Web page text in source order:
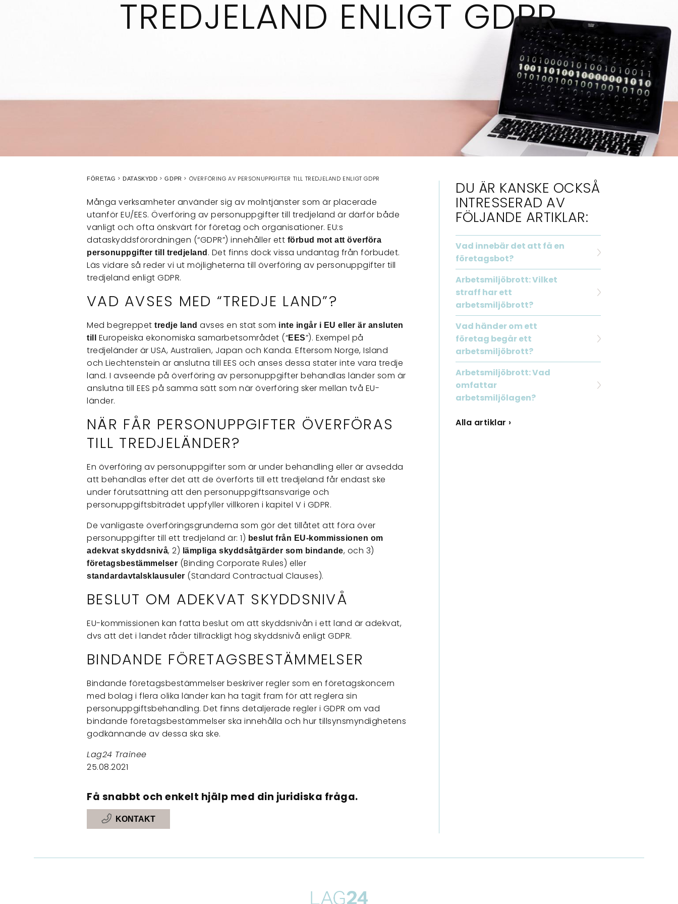
TREDJELAND ENLIGT GDPR
FÖRETAG DATASKYDD GDPR ÖVERFÖRING AV PERSONUPPGIFTER TILL TREDJELAND ENLIGT GDPR
Många verksamheter använder sig av molntjänster som är placerade
utanför EU/EES. Överföring av personuppgifter till tredjeland är därför både
vanligt och ofta önskvärt för företag och organisationer. EU:s
dataskyddsförordningen (“GDPR”) innehåller ett förbud mot att överföra
personuppgifter till tredjeland . Det finns dock vissa undantag från förbudet.
Läs vidare så reder vi ut möjligheterna till överföring av personuppgifter till
tredjeland enligt GDPR.
VAD AVSES MED “TREDJE LAND”?
Med begreppettredje land avses en stat som inte ingår i EU eller är ansluten
till
Europeiska ekonomiska samarbetsområdet (“EES”). Exempel på
tredjeländer är USA, Australien, Japan och Kanda. Eftersom Norge, Island
och Liechtenstein är anslutna till EES och anses dessa stater inte vara tredje
land. I avseende på överföring av personuppgifter behandlas länder som är
anslutna till EES på samma sätt som när överföring sker mellan två EU-
länder.
NÄR FÅR PERSONUPPGIFTER ÖVERFÖRAS
TILL TREDJELÄNDER?
En överföring av personuppgifter som är under behandling eller är avsedda
att behandlas efter det att de överförts till ett tredjeland får endast ske
under förutsättning att den personuppgiftsansvarige och
personuppgiftsbiträdet uppfyller villkoren i kapitel V i GDPR.
De vanligaste överföringsgrunderna som gör det tillåtet att föra över
personuppgifter till ett tredjeland är: 1) beslut från EU-kommissionen om
adekvat skyddsnivå, 2) lämpliga skyddsåtgärder som bindande, och 3)
företagsbestämmelser (Binding Corporate Rules) eller
standardavtalsklausuler (Standard Contractual Clauses).
BESLUT OM ADEKVAT SKYDDSNIVÅ
EU-kommissionen kan fatta beslut om att skyddsnivån i ett land är adekvat,
dvs att det i landet råder tillräckligt hög skyddsnivå enligt GDPR.
BINDANDE FÖRETAGSBESTÄMMELSER
Bindande företagsbestämmelser beskriver regler som en företagskoncern
med bolag i flera olika länder kan ha tagit fram för att reglera sin
personuppgiftsbehandling. Det finns detaljerade regler i GDPR om vad
bindande företagsbestämmelser ska innehålla och hur tillsynsmyndighetens
godkännande av dessa ska ske.
Lag24 Trainee
25.08.2021
Få snabbt och enkelt hjälp med din juridiska fråga.
KONTAKT
DU ÄR KANSKE OCKSÅ
INTRESSERAD AV
FÖLJANDE ARTIKLAR:
Vad innebär det att få en
företagsbot?
Arbetsmiljöbrott: Vilket
straff har ett
arbetsmiljöbrott?
Vad händer om ett
företag begår ett
arbetsmiljöbrott?
Arbetsmiljöbrott: Vad
omfattar
arbetsmiljölagen?
Alla artiklar ›